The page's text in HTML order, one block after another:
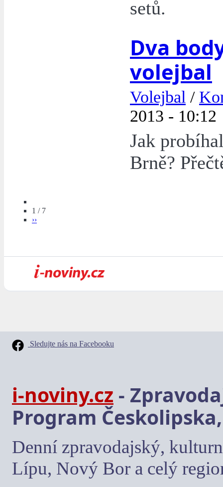
setů.
Dva
volejbal
Volejbal /
2013 - 10:12
Jak
Brně?
1 / 7
››
Sledujte nás na Facebooku
i-noviny.cz -
Program
Denní zpravodajský,
Lípu, Nový Bor a celý